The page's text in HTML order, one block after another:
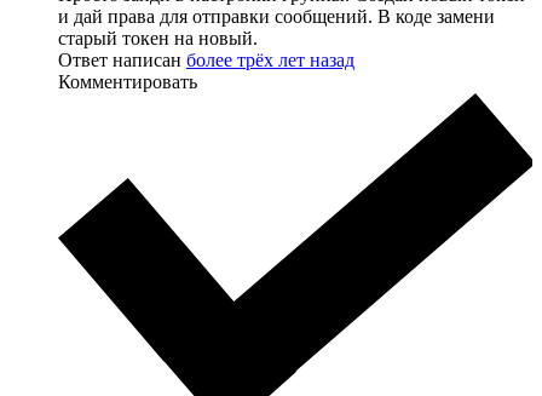
и дай права для отправки сообщений. В коде замени
старый токен на новый.
Ответ написан более трёх лет назад
Комментировать